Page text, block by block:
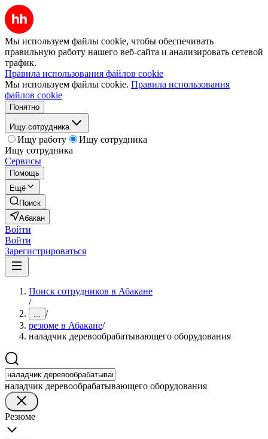
Мы используем файлы cookie, чтобы обеспечивать
правильную работу нашего веб-сайта и анализировать сетевой
трафик.
Правила использования файлов cookie
Мы используем файлы cookie. Правила использования
файлов cookie
Понятно
Ищу сотрудника
Ищу работу
Ищу сотрудника
Ищу сотрудника
Сервисы
Помощь
Ещё
Поиск
Абакан
Войти
Войти
Зарегистрироваться
Поиск сотрудников в Абакане
/
... /
резюме в Абакане/
наладчик деревообрабатывающего оборудования
наладчик деревообрабатывающего оборудования
Резюме